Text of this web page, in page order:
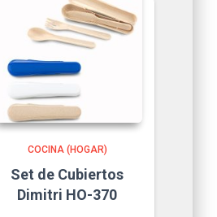
COCINA (HOGAR)
Set de Cubiertos
Dimitri HO-370